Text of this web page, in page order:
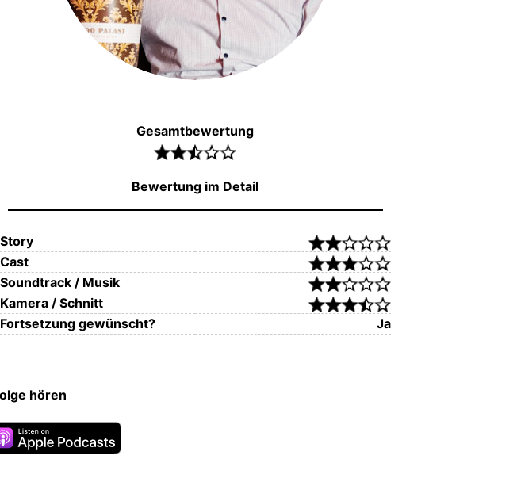
Gesamtbewertung
Bewertung im Detail
Story
Cast
Soundtrack / Musik
Kamera / Schnitt
Fortsetzung gewünscht?
Ja
hören